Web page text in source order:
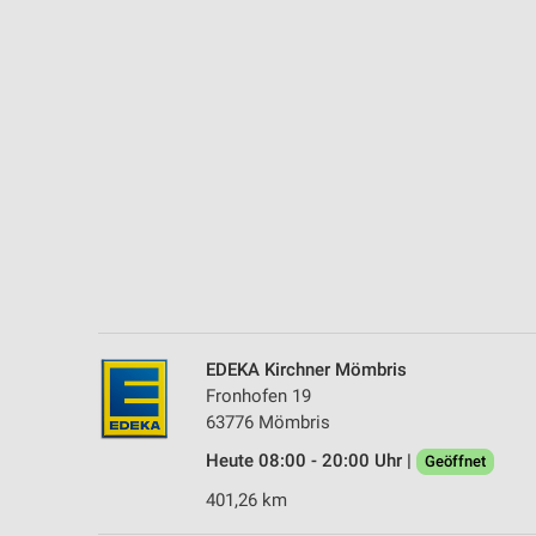
EDEKA Kirchner Mömbris
Fronhofen 19
63776 Mömbris
Heute 08:00 - 20:00 Uhr |
Geöffnet
401,26 km
Performance